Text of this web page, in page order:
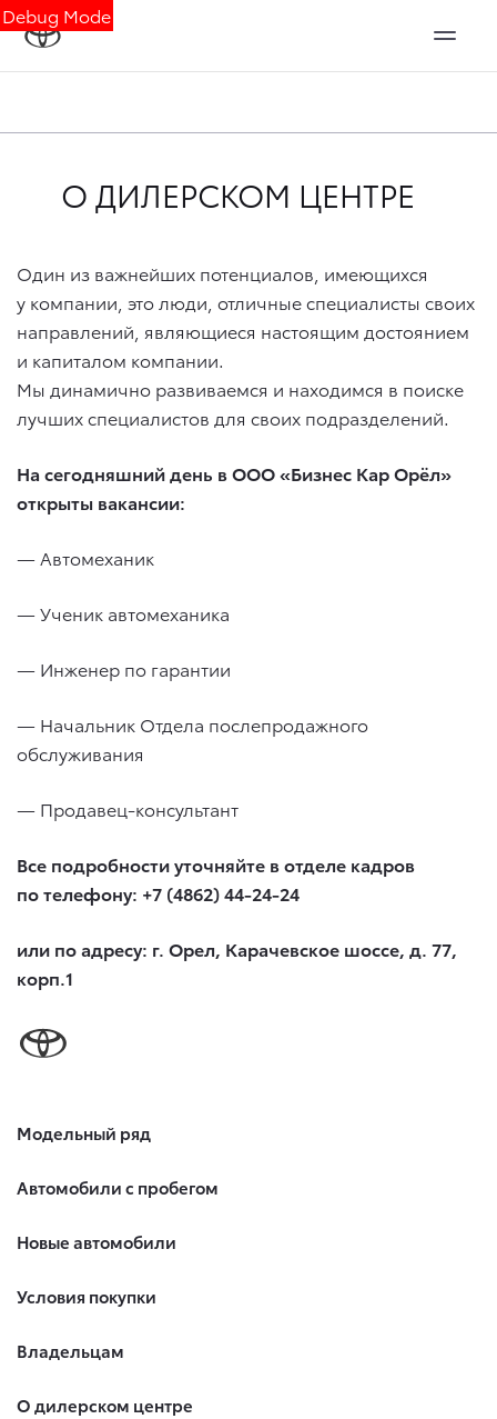
Debug Mode
О ДИЛЕРСКОМ ЦЕНТРЕ
Один из важнейших потенциалов, имеющихся
у компании, это люди, отличные специалисты своих
направлений, являющиеся настоящим достоянием
и капиталом компании.
Мы динамично развиваемся и находимся в поиске
лучших специалистов для своих подразделений.
На сегодняшний день в ООО «Бизнес Кар Орёл»
открыты вакансии:
— Автомеханик
— Ученик автомеханика
— Инженер по гарантии
— Начальник Отдела послепродажного
обслуживания
— Продавец-консультант
Все подробности уточняйте в отделе кадров
по телефону: +7 (4862) 44-24-24
или по адресу: г. Орел, Карачевское шоссе, д. 77,
корп.1
Модельный ряд
Автомобили с пробегом
Новые автомобили
Условия покупки
Владельцам
О дилерском центре